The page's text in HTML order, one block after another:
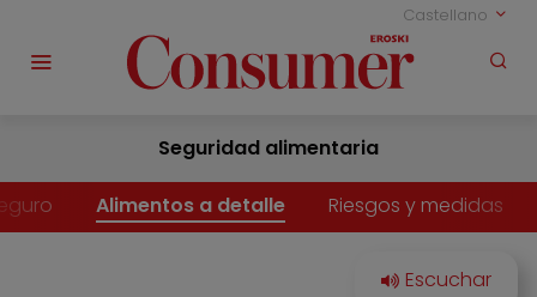
Castellano
Seguridad alimentaria
Alimentos a detalle Riesgos y medidas